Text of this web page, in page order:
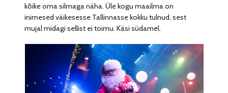
kõike oma silmaga näha. Üle kogu maailma on
inimesed väikesesse Tallinnasse kokku tulnud, sest
mujal midagi sellist ei toimu. Käsi südamel.